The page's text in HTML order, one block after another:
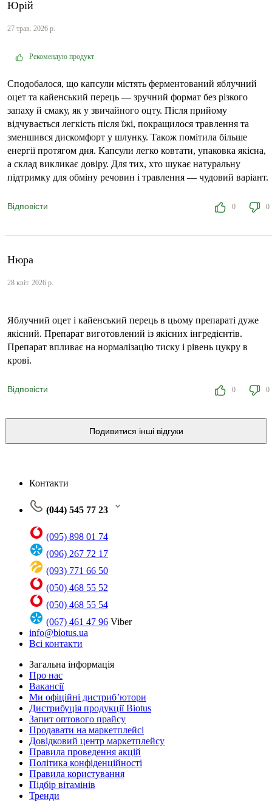
Юрій
27 трав. 2026 р.
Рекомендую продукт
Сподобалося, що капсули містять ферментований яблучний
оцет та кайенський перець — зручний формат без різкого
запаху й смаку, як у звичайного оцту. Після прийому
відчувається легкість після їжі, покращилося травлення та
зменшився дискомфорт у шлунку. Також помітила більше
енергії протягом дня. Капсули легко ковтати, упаковка якісна,
а склад викликає довіру. Для тих, хто шукає натуральну
підтримку для обміну речовин і травлення — чудовий варіант.
Відповісти 0 0
Нюра
28 квіт. 2026 р.
Яблучний оцет і кайенський перець в цьому препараті дуже
якісний. Препарат виготовлений із якісних інгредієнтів.
Препарат впливає на нормалізацію тиску і рівень цукру в
крові.
Відповісти 0 0
Подивитися інші відгуки
Контакти
(044) 545 77 23
(095) 898 01 74
(096) 267 72 17
(093) 771 66 50
(050) 468 55 52
(050) 468 55 54
(067) 461 47 96 Viber
info@biotus.ua
Всі контакти
Загальна інформація
Про нас
Вакансії
Ми офіційні дистриб’ютори
Дистрибуція продукції Biotus
Запит оптового прайсу
Продавати на маркетплейсі
Довідковий центр маркетплейсу
Правила проведення акцій
Політика конфіденційності
Правила користування
Підбір вітамінів
Тренди